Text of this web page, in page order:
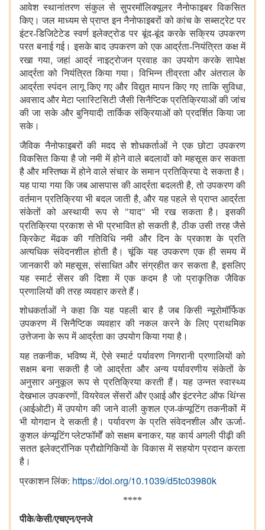
आवेश स्थानांतरण संकुल से सुपरमॉलिक्यूलर नैनोफाइबर विकसित
किए। जल माध्यम से प्राप्त इन नैनोफाइबरों को कांच के सब्सट्रेट पर
इंटर-डिजिटेटेड स्वर्ण इलेक्ट्रोड पर बूंद-बूंद करके सक्रिय उपकरण
परत बनाई गई। इसके बाद उपकरण को एक आर्द्रता-नियंत्रित कक्ष में
रखा गया,जहां आर्द्र नाइट्रोजन प्रवाह का उपयोग करके सापेक्ष
आर्द्रता को नियंत्रित किया गया। विभिन्न तीव्रता और अंतराल के
आर्द्रता स्पंदन लागू किए गए और विद्युत मापन किए गए ताकि सुविधा,
अवसाद और मेटा प्लास्टिसिटी जैसी सिनैप्टिक प्रतिक्रियाओं की जांच
की जा सके और बुनियादी तार्किक संक्रियाओं को प्रदर्शित किया जा
सके।
जैविक नैनोफाइबरों की मदद से शोधकर्ताओं ने एक छोटा उपकरण
विकसित किया है जो नमी में होने वाले बदलावों को महसूस कर सकता
है और मस्तिष्क में होने वाले संचार के समान प्रतिक्रिया दे सकता है।
यह पाया गया कि जब आसपास की आर्द्रता बदलती है,तो उपकरण की
वर्तमान प्रतिक्रिया भी बदल जाती है,और यह पहले से प्राप्त आर्द्रता
संकेतों को अस्थायी रूप से "याद" भी रख सकता है। इसकी
प्रतिक्रिया प्रकाश से भी प्रभावित हो सकती है,ठीक उसी तरह जैसे
क्रिकेट मेंढक की गतिविधि नमी और दिन के प्रकाश के प्रति
अत्यधिक संवेदनशील होती है। चूंकि यह उपकरण एक ही समय में
जानकारी को महसूस,संसाधित और संग्रहीत कर सकता है,इसलिए
यह स्मार्ट सेंसर की दिशा में एक कदम है जो प्राकृतिक जैविक
प्रणालियों की तरह व्यवहार करते हैं।
शोधकर्ताओं ने कहा कि यह पहली बार है जब किसी न्यूरोमॉर्फिक
उपकरण में सिनैप्टिक व्यवहार की नकल करने के लिए प्राथमिक
उत्तेजना के रूप में आर्द्रता का उपयोग किया गया है।
यह तकनीक, भविष्य में,ऐसे स्मार्ट पर्यावरण निगरानी प्रणालियों को
सक्षम बना सकती है जो आर्द्रता और अन्य पर्यावरणीय संकेतों के
अनुसार अनुकूल रूप से प्रतिक्रिया करती हैं। यह उन्नत स्वास्थ्य
देखभाल उपकरणों,वियरेवल सेंसरों और एआई और इंटरनेट ऑफ थिंग्स
(आईओटी) में उपयोग की जाने वाली कुशल एज-कंप्यूटिंग तकनीकों में
भी योगदान दे सकती है। पर्यावरण के प्रति संवेदनशील और ऊर्जा-
कुशल कंप्यूटिंग प्लेटफॉर्मों को सक्षम बनाकर,यह कार्य अगली पीढ़ी की
सतत इलेक्ट्रॉनिक प्रौद्योगिकियों के विकास में सहयोग प्रदान करता
है।
प्रकाशन लिंक: https://doi.org/10.1039/d5tc03980k
****
पीके/केसी/एचएन/एनजे